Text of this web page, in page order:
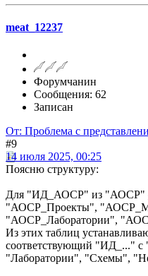
meat_12237
Форумчанин
Сообщения: 62
Записан
От: Проблема с
#9
14 июля 2025, 00:25
Поясню структуру:
Для "ИД_АОСР" из "АОСР"
"АОСР_Проекты",
"АОСР_Лаборатории",
Из этих таблиц
соответствующий "ИД_..."
"Лаборатории", "Схемы",